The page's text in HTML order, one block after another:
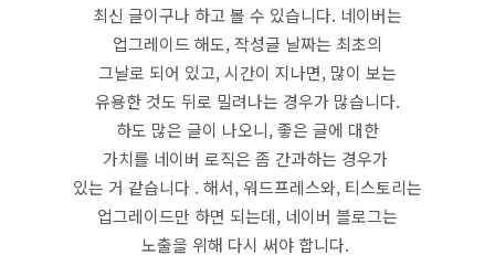
최신 글이구나 하고 볼 수 있습니다. 네이버는
업그레이드 해도, 작성글 날짜는 최초의
그날로 되어 있고, 시간이 지나면, 많이 보는
유용한 것도 뒤로 밀려나는 경우가 많습니다.
하도 많은 글이 나오니, 좋은 글에 대한
가치를 네이버 로직은 좀 간과하는 경우가
있는 거 같습니다 . 해서, 워드프레스와, 티스토리는
업그레이드만 하면 되는데, 네이버 블로그는
노출을 위해 다시 써야 합니다.